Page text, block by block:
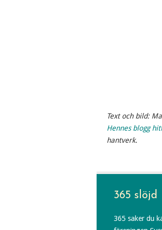
Text och bild:
Hennes blogg
hantverk.
365 slöjd
365 saker du